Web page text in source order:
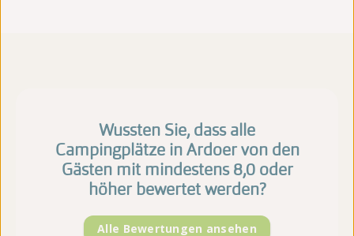
Wussten Sie, dass alle
Campingplätze in Ardoer von den
Gästen mit mindestens 8,0 oder
höher bewertet werden?
Alle Bewertungen ansehen